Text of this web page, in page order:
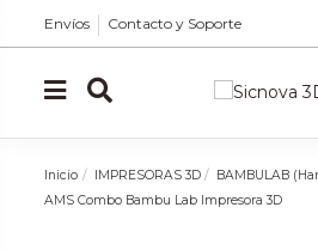
Envíos Contacto y Soporte
Inicio IMPRESORAS 3D BAMBULAB
AMS Combo Bambu Lab Impresora 3D